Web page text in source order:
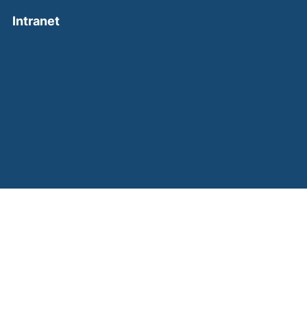
Intranet(external link, opens in a new window)